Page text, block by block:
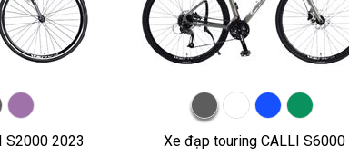
S2000 2023 Xe đạp touring CALLI S6000